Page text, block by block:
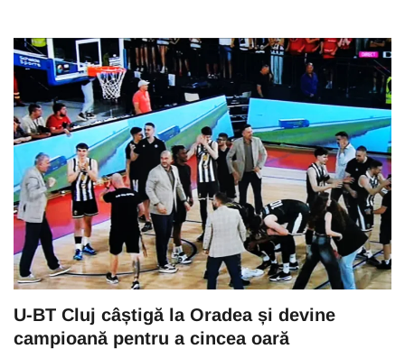
U-BT Cluj câștigă la Oradea și devine
campioană pentru a cincea oară